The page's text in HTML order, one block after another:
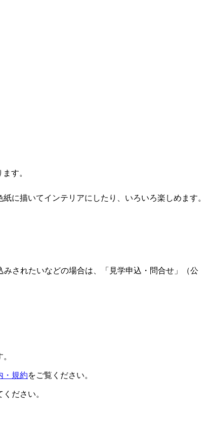
す。
に描いてインテリアにしたり、いろいろ楽しめます。
されたいなどの場合は、「見学申込・問合せ」（公
・規約をご覧ください。
ださい。